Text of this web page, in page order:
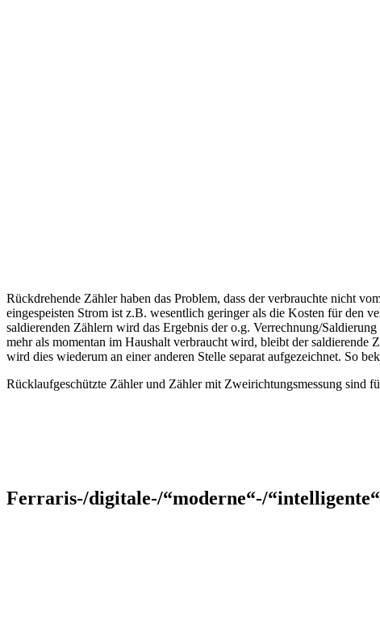
Rückdrehende Zähler haben das Problem, dass der verbrauchte nicht
eingespeisten Strom ist z.B. wesentlich geringer als die Kosten für den
saldierenden Zählern wird das Ergebnis der o.g. Verrechnung/
mehr als momentan im Haushalt verbraucht wird, bleibt der
wird dies wiederum an einer anderen Stelle separat aufgezeichnet. So
​Rücklaufgeschützte Zähler und Zähler mit Zweirichtungsmessung sind
Ferraris-/digitale-/“moderne“-/